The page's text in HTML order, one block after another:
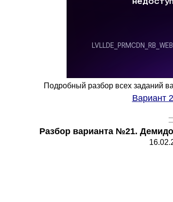
Подробный разбор всех заданий
Вариант
Разбор варианта №21.